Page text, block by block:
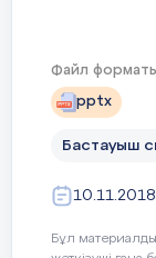
Белсенді
Саралап
оқу
тәсілдерін
«Мозаика»
не
өнімдерді
Файл
pptx
Бастауыш
10.11.2018
Бұл